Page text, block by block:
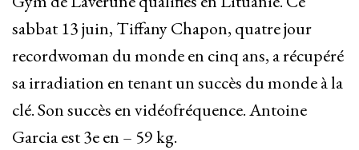
sabbat 13 juin, Tiffany Chapon, quatre jour
recordwoman du monde en cinq ans, a récupéré
sa irradiation en tenant un succès du monde à la
clé. Son succès en vidéofréquence. Antoine
Garcia est 3e en – 59 kg.